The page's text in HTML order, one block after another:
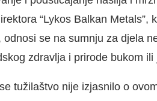
“Lykos Balkan
se na sumnju za djela
zdravlja i prirode bukom
tužilaštvo nije izjasnilo o